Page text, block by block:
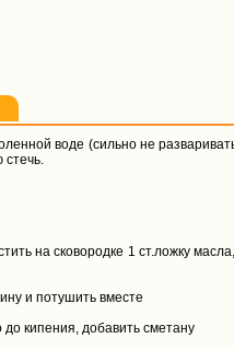
воде (сильно не
стечь.
на сковородке 1 ст.ложку
и потушить вместе
до кипения, добавить сметану